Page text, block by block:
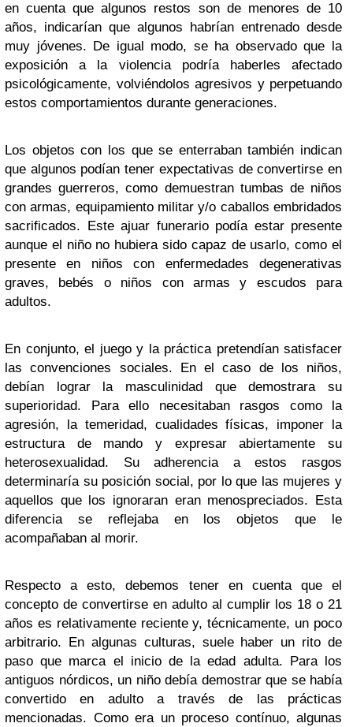
en cuenta que algunos restos son de menores de 10
años, indicarían que algunos habrían entrenado desde
muy jóvenes. De igual modo, se ha observado que la
exposición a la violencia podría haberles afectado
psicológicamente, volviéndolos agresivos y perpetuando
estos comportamientos durante generaciones.
Los objetos con los que se enterraban también indican
que algunos podían tener expectativas de convertirse en
grandes guerreros, como demuestran tumbas de niños
con armas, equipamiento militar y/o caballos embridados
sacrificados. Este ajuar funerario podía estar presente
aunque el niño no hubiera sido capaz de usarlo, como el
presente en niños con enfermedades degenerativas
graves, bebés o niños con armas y escudos para
adultos.
En conjunto, el juego y la práctica pretendían satisfacer
las convenciones sociales. En el caso de los niños,
debían lograr la masculinidad que demostrara su
superioridad. Para ello necesitaban rasgos como la
agresión, la temeridad, cualidades físicas, imponer la
estructura de mando y expresar abiertamente su
heterosexualidad. Su adherencia a estos rasgos
determinaría su posición social, por lo que las mujeres y
aquellos que los ignoraran eran menospreciados. Esta
diferencia se reflejaba en los objetos que le
acompañaban al morir.
Respecto a esto, debemos tener en cuenta que el
concepto de convertirse en adulto al cumplir los 18 o 21
años es relativamente reciente y, técnicamente, un poco
arbitrario. En algunas culturas, suele haber un rito de
paso que marca el inicio de la edad adulta. Para los
antiguos nórdicos, un niño debía demostrar que se había
convertido en adulto a través de las prácticas
mencionadas. Como era un proceso contínuo, algunas